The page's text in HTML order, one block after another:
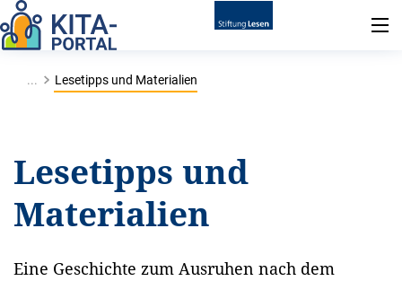
... Lesetipps und Materialien
Lesetipps und
Materialien
Eine Geschichte zum Ausruhen nach dem